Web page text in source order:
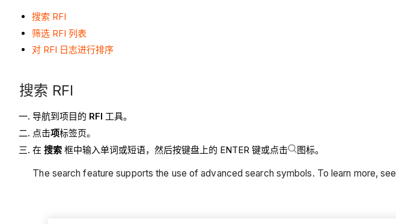
搜索 RFI
筛选 RFI 列表
对 RFI 日志进行排序
搜索 RFI
导航到项目的 RFI 工具。
点击项标签页。
在搜索 框中输入单词或短语，然后按键盘上的 ENTER 键或点击 图标。
The search feature supports the use of advanced search symbols. To learn more, see